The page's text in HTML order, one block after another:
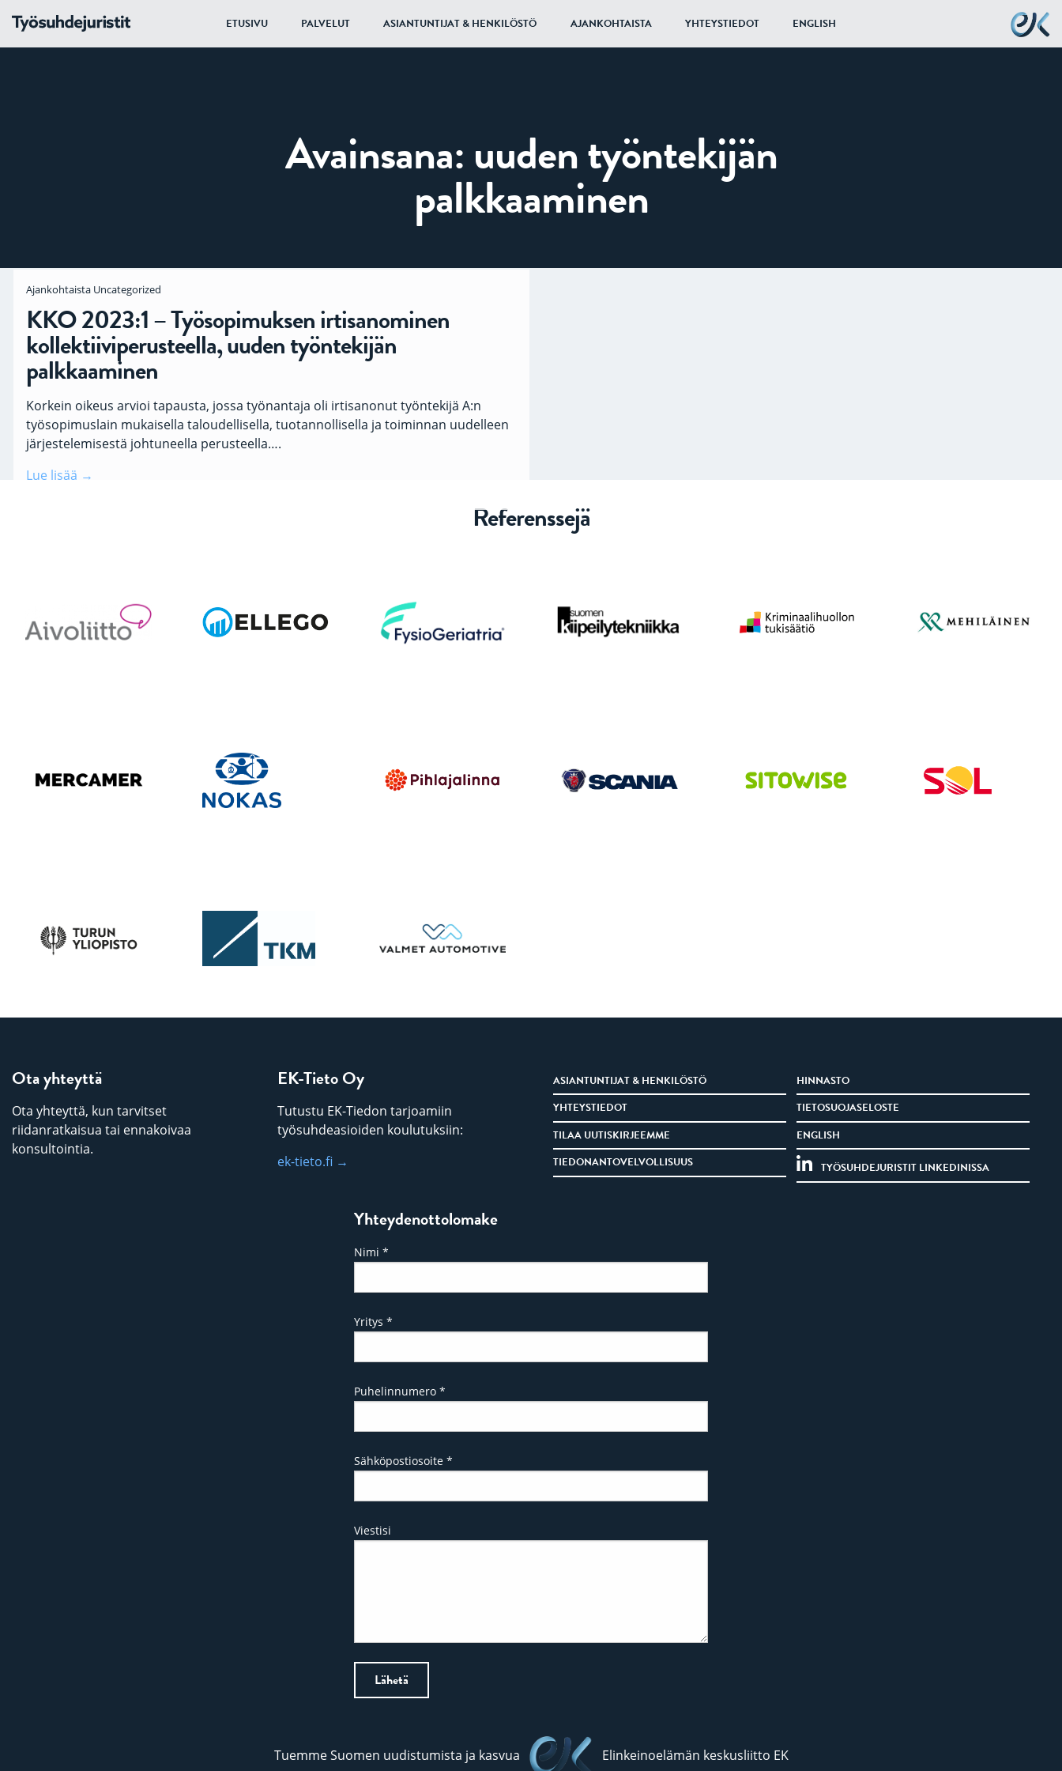
ETUSIVU PALVELUT ASIANTUNTIJAT & HENKILÖSTÖ AJANKOHTAISTA YHTEYSTIEDOT ENGLISH
Avainsana:uuden työntekijän
palkkaaminen
Ajankohtaista Uncategorized
KKO 2023:1 – Työsopimuksen irtisanominen
kollektiiviperusteella, uuden työntekijän
palkkaaminen
Korkein oikeus arvioi tapausta, jossa työnantaja oli irtisanonut työntekijä A:n
työsopimuslain mukaisella taloudellisella, tuotannollisella ja toiminnan uudelleen
järjestelemisestä johtuneella perusteella….
Lue lisää
Referenssejä
Ota yhteyttä
Ota yhteyttä, kun tarvitset
riidanratkaisua tai ennakoivaa
konsultointia.
EK-Tieto Oy
Tutustu EK-Tiedon tarjoamiin
työsuhdeasioiden koulutuksiin:
ek-tieto.fi
ASIANTUNTIJAT & HENKILÖSTÖ
HINNASTO
YHTEYSTIEDOT
TIETOSUOJASELOSTE
TILAA UUTISKIRJEEMME
ENGLISH
TIEDONANTOVELVOLLISUUS
TYÖSUHDEJURISTIT LINKEDINISSA
Yhteydenottolomake
Nimi *
Yritys *
Puhelinnumero *
Sähköpostiosoite *
Viestisi
Tuemme Suomen uudistumista ja kasvua Elinkeinoelämän keskusliitto EK